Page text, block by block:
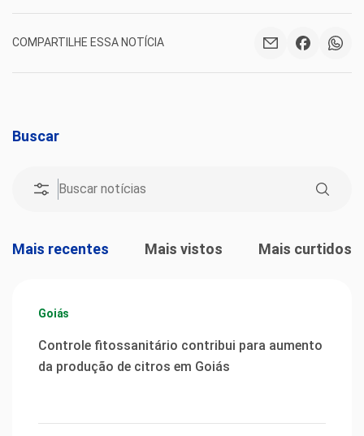
COMPARTILHE ESSA NOTÍCIA
Buscar
Mais recentes Mais vistos Mais curtidos
Goiás
Controle fitossanitário contribui para aumento
da produção de citros em Goiás